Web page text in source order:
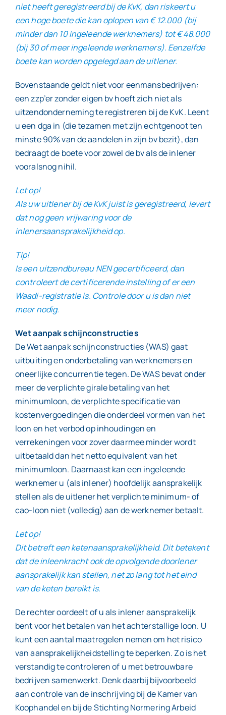
niet heeft geregistreerd bij de KvK, dan riskeert u
een hoge boete die kan oplopen van € 12.000 (bij
minder dan 10 ingeleende werknemers) tot € 48.000
(bij 30 of meer ingeleende werknemers). Eenzelfde
boete kan worden opgelegd aan de uitlener.
Bovenstaande geldt niet voor eenmansbedrijven:
een zzp’er zonder eigen bv hoeft zich niet als
uitzendonderneming te registreren bij de KvK. Leent
u een dga in (die tezamen met zijn echtgenoot ten
minste 90% van de aandelen in zijn bv bezit), dan
bedraagt de boete voor zowel de bv als de inlener
vooralsnog nihil.
Let op!
Als uw uitlener bij de KvK juist is geregistreerd, levert
dat nog geen vrijwaring voor de
inlenersaansprakelijkheid op.
Tip!
Is een uitzendbureau NEN gecertificeerd, dan
controleert de certificerende instelling of er een
Waadi-registratie is. Controle door u is dan niet
meer nodig.
Wet aanpak schijnconstructies
De Wet aanpak schijnconstructies (WAS) gaat
uitbuiting en onderbetaling van werknemers en
oneerlijke concurrentie tegen. De WAS bevat onder
meer de verplichte girale betaling van het
minimumloon, de verplichte specificatie van
kostenvergoedingen die onderdeel vormen van het
loon en het verbod op inhoudingen en
verrekeningen voor zover daarmee minder wordt
uitbetaald dan het netto equivalent van het
minimumloon. Daarnaast kan een ingeleende
werknemer u (als inlener) hoofdelijk aansprakelijk
stellen als de uitlener het verplichte minimum- of
cao-loon niet (volledig) aan de werknemer betaalt.
Let op!
Dit betreft een ketenaansprakelijkheid. Dit betekent
dat de inleenkracht ook de opvolgende doorlener
aansprakelijk kan stellen, net zo lang tot het eind
van de keten bereikt is.
De rechter oordeelt of u als inlener aansprakelijk
bent voor het betalen van het achterstallige loon. U
kunt een aantal maatregelen nemen om het risico
van aansprakelijkheidstelling te beperken. Zo is het
verstandig te controleren of u met betrouwbare
bedrijven samenwerkt. Denk daarbij bijvoorbeeld
aan controle van de inschrijving bij de Kamer van
Koophandel en bij de Stichting Normering Arbeid